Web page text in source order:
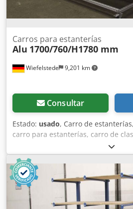
Wiefelstede 9,201 km
Carros para estanterías
Alu 1700/760/H1780 mm
Consultar
Estado: usado, Carro de
carro para estanterías, carro de
preparación de pedidos, estantería
-Profundidad: 760 mm -Altura:
Ackswa -Número de estantes: 4 -
Cantidad: 1 unidad -Peso: 84 kg/